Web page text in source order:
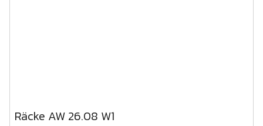
Räcke AW 26.08 W1